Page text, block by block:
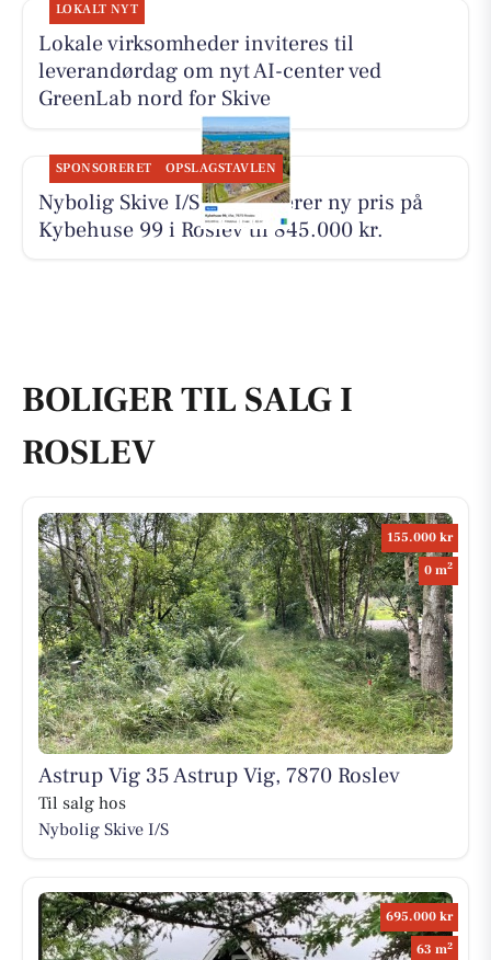
LOKALT NYT
Lokale virksomheder inviteres til
leverandørdag om nyt AI-center ved
GreenLab nord for Skive
SPONSORERET OPSLAGSTAVLEN
Nybolig Skive I/S præsenterer ny pris på
Kybehuse 99 i Roslev til 845.000 kr.
BOLIGER TIL SALG I
ROSLEV
155.000 kr
0 m2
Astrup Vig 35 Astrup Vig, 7870 Roslev
Til salg hos
Nybolig Skive I/S
695.000 kr
63 m2